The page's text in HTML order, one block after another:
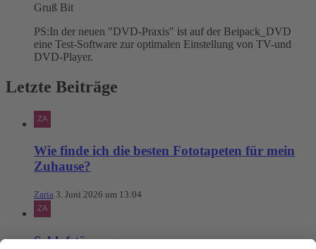
Gruß Bit
PS:In der neuen "DVD-Praxis" ist auf der Beipack_DVD
eine Test-Software zur optimalen Einstellung von TV-und
DVD-Player.
Letzte Beiträge
Wie finde ich die besten Fototapeten für mein
Zuhause?
Zaria 3. Juni 2026 um 13:04
Schlafstörungen